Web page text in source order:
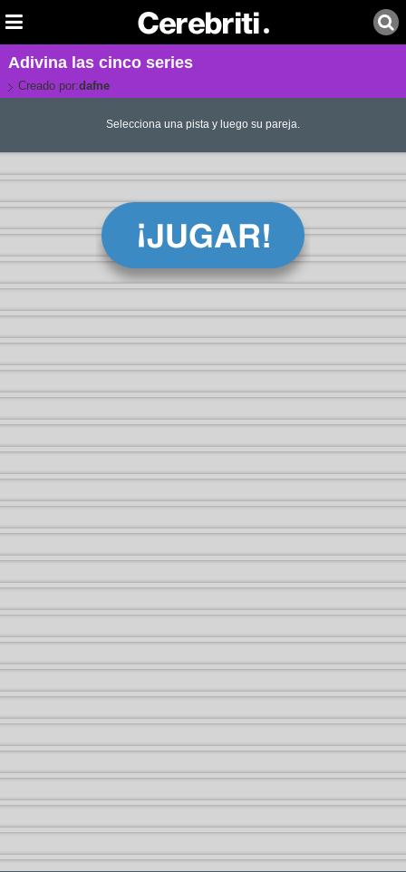
Adivina las cinco series
Creado por:dafne
Selecciona una pista y luego su pareja.